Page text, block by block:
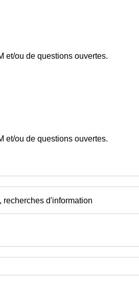
et/ou de questions ouvertes.
et/ou de questions ouvertes.
recherches d'information